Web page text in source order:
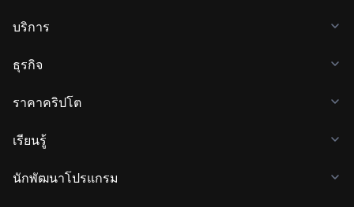
บริการ
ธุรกิจ
ราคาคริปโต
เรียนรู้
นักพัฒนาโปรแกรม